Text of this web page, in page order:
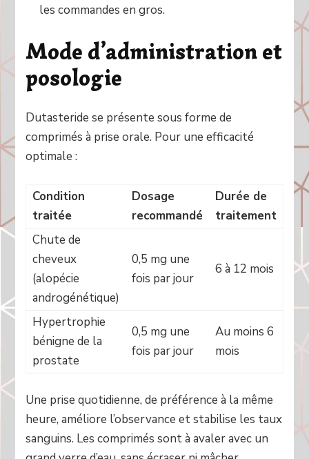
les commandes en gros.
Mode d’administration et
posologie
Dutasteride se présente sous forme de
comprimés à prise orale. Pour une efficacité
optimale :
Condition
traitée
Dosage
recommandé
Durée de
traitement
Chute de
cheveux
(alopécie
androgénétique)
0,5 mg une
fois par jour
6 à 12 mois
Hypertrophie
bénigne de la
prostate
0,5 mg une
fois par jour
Au moins 6
mois
Une prise quotidienne, de préférence à la même
heure, améliore l’observance et stabilise les taux
sanguins. Les comprimés sont à avaler avec un